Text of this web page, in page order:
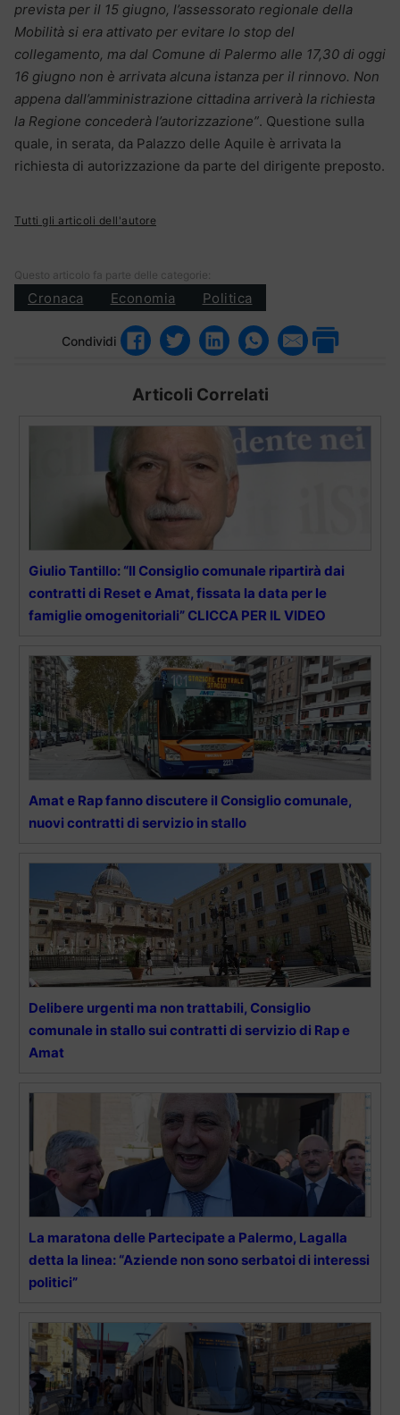
prevista per il 15 giugno, l’assessorato regionale della
Mobilità si era attivato per evitare lo stop del
collegamento, ma dal Comune di Palermo alle 17,30 di oggi
16 giugno non è arrivata alcuna istanza per il rinnovo. Non
appena dall’amministrazione cittadina arriverà la richiesta
la Regione concederà l’autorizzazione”. Questione sulla
quale, in serata, da Palazzo delle Aquile è arrivata la
richiesta di autorizzazione da parte del dirigente preposto.
Tutti gli articoli dell'autore
Questo articolo fa parte delle categorie:
Cronaca Economia Politica
Condividi
Articoli Correlati
Giulio Tantillo: “Il Consiglio comunale ripartirà dai
contratti di Reset e Amat, fissata la data per le
famiglie omogenitoriali” CLICCA PER IL VIDEO
Amat e Rap fanno discutere il Consiglio comunale,
nuovi contratti di servizio in stallo
Delibere urgenti ma non trattabili, Consiglio
comunale in stallo sui contratti di servizio di Rap e
Amat
La maratona delle Partecipate a Palermo, Lagalla
detta la linea: “Aziende non sono serbatoi di interessi
politici”